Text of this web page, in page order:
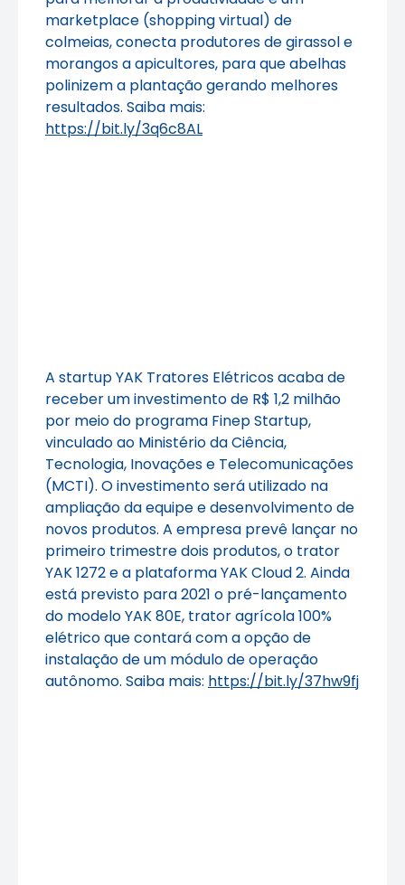
marketplace (shopping virtual) de
colmeias, conecta produtores de girassol e
morangos a apicultores, para que abelhas
polinizem a plantação gerando melhores
resultados. Saiba mais:
https://bit.ly/3q6c8AL
A startup YAK Tratores Elétricos acaba de
receber um investimento de R$ 1,2 milhão
por meio do programa Finep Startup,
vinculado ao Ministério da Ciência,
Tecnologia, Inovações e Telecomunicações
(MCTI). O investimento será utilizado na
ampliação da equipe e desenvolvimento de
novos produtos. A empresa prevê lançar no
primeiro trimestre dois produtos, o trator
YAK 1272 e a plataforma YAK Cloud 2. Ainda
está previsto para 2021 o pré-lançamento
do modelo YAK 80E, trator agrícola 100%
elétrico que contará com a opção de
instalação de um módulo de operação
autônomo. Saiba mais: https://bit.ly/37hw9fj